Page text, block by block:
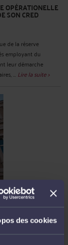
des cookies
OPÉRATIONELLE
SON CRED
de la réserve
employant du
leur démarche
... Lire la suite >
REMÈDE CONTRE